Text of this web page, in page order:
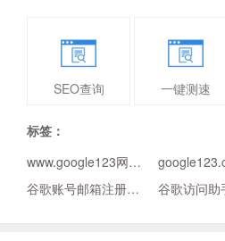
SEO查询 一键测速
标签：
www.google123网址导航大全
谷歌账号邮箱注册推广下载
谷歌访问助